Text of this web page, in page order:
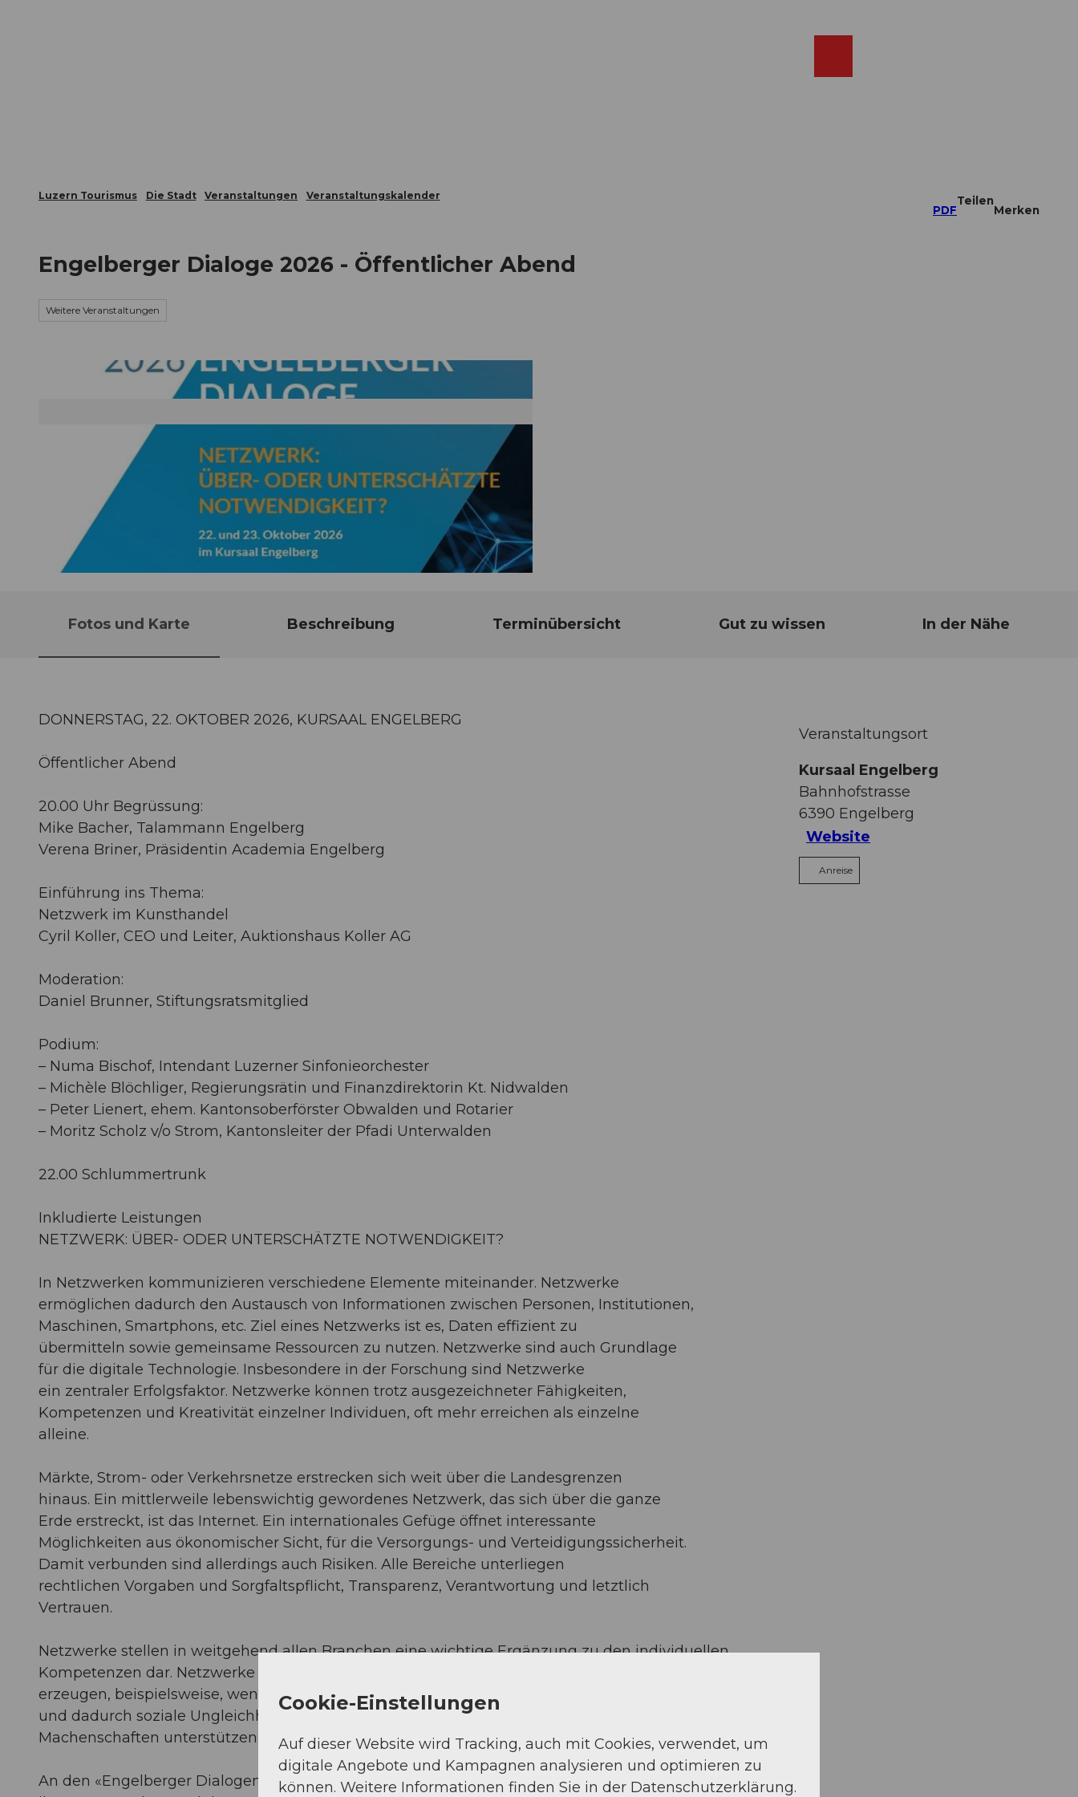
Luzern Tourismus Die Stadt Veranstaltungen Veranstaltungskalender
PDF
Teilen
Merken
Engelberger Dialoge 2026 - Öffentlicher Abend
Weitere Veranstaltungen
Fotos und Karte Beschreibung Terminübersicht Gut zu wissen In der Nähe
DONNERSTAG, 22. OKTOBER 2026, KURSAAL ENGELBERG
Öffentlicher Abend
20.00 Uhr Begrüssung:
Mike Bacher, Talammann Engelberg
Verena Briner, Präsidentin Academia Engelberg
Einführung ins Thema:
Netzwerk im Kunsthandel
Cyril Koller, CEO und Leiter, Auktionshaus Koller AG
Moderation:
Daniel Brunner, Stiftungsratsmitglied
Podium:
– Numa Bischof, Intendant Luzerner Sinfonieorchester
– Michèle Blöchliger, Regierungsrätin und Finanzdirektorin Kt. Nidwalden
– Peter Lienert, ehem. Kantonsoberförster Obwalden und Rotarier
– Moritz Scholz v/o Strom, Kantonsleiter der Pfadi Unterwalden
22.00 Schlummertrunk
Inkludierte Leistungen
NETZWERK: ÜBER- ODER UNTERSCHÄTZTE NOTWENDIGKEIT?
In Netzwerken kommunizieren verschiedene Elemente miteinander. Netzwerke
ermöglichen dadurch den Austausch von Informationen zwischen Personen, Institutionen,
Maschinen, Smartphons, etc. Ziel eines Netzwerks ist es, Daten effizient zu
übermitteln sowie gemeinsame Ressourcen zu nutzen. Netzwerke sind auch Grundlage
für die digitale Technologie. Insbesondere in der Forschung sind Netzwerke
ein zentraler Erfolgsfaktor. Netzwerke können trotz ausgezeichneter Fähigkeiten,
Kompetenzen und Kreativität einzelner Individuen, oft mehr erreichen als einzelne
alleine.
Märkte, Strom- oder Verkehrsnetze erstrecken sich weit über die Landesgrenzen
hinaus. Ein mittlerweile lebenswichtig gewordenes Netzwerk, das sich über die ganze
Erde erstreckt, ist das Internet. Ein internationales Gefüge öffnet interessante
Möglichkeiten aus ökonomischer Sicht, für die Versorgungs- und Verteidigungssicherheit.
Damit verbunden sind allerdings auch Risiken. Alle Bereiche unterliegen
rechtlichen Vorgaben und Sorgfaltspflicht, Transparenz, Verantwortung und letztlich
Vertrauen.
Netzwerke stellen in weitgehend allen Branchen eine wichtige Ergänzung zu den individuellen
Kompetenzen dar. Netzwerke können selbstverständlich auch Nachteile
erzeugen, beispielsweise, wenn sie vor allem privilegierten Gruppen zugutekommen
und dadurch soziale Ungleichheiten verstärken oder wenn Netzwerke kriminelle
Machenschaften unterstützen.
An den «Engelberger Dialogen 2026» werden Fachexpertinnen und -experten von
Veranstaltungsort
Kursaal Engelberg
Bahnhofstrasse
6390 Engelberg
Website
Anreise
Cookie-Einstellungen
Auf dieser Website wird Tracking, auch mit Cookies, verwendet, um
digitale Angebote und Kampagnen analysieren und optimieren zu
können. Weitere Informationen finden Sie in der Datenschutzerklärung.